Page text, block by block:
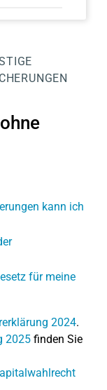
kann ich
für meine
2024.
2025 finden Sie